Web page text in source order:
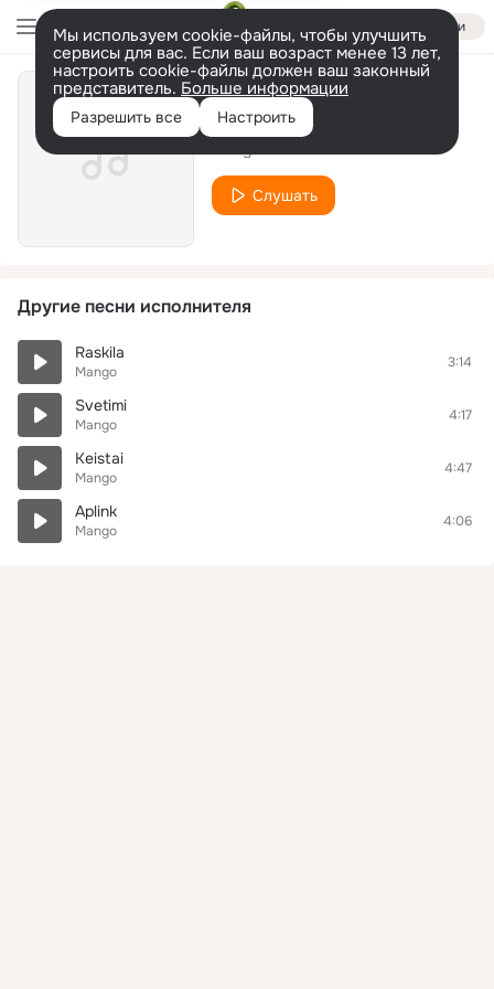
Войти
Мы используем cookie-файлы, чтобы улучшить
сервисы для вас. Если ваш возраст менее 13 лет,
настроить cookie-файлы должен ваш законный
представитель. Больше информации
Разрешить все Настроить
Gal Tai Tu
Слушать
Другие песни исполнителя
Raskila
Mango
3:14
Svetimi
Mango
4:17
Keistai
Mango
4:47
Aplink
Mango
4:06